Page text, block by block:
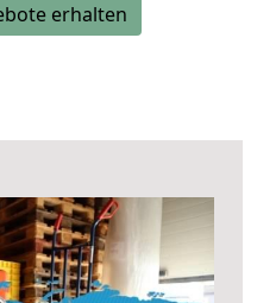
erhalten